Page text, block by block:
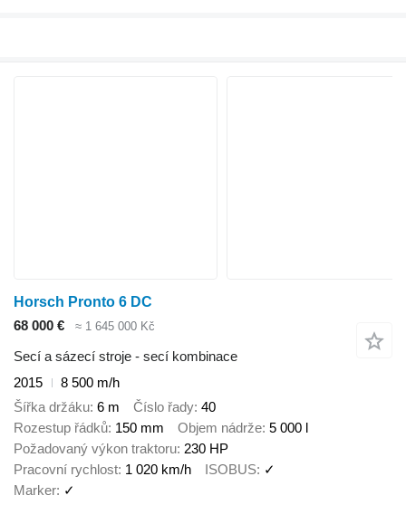
Horsch Pronto 6 DC
68 000 €
≈ 1 645 000 Kč
Secí a sázecí stroje - secí kombinace
2015
8 500 m/h
Šířka držáku 6 m Číslo řady 40
Rozestup řádků 150 mm Objem nádrže 5 000 l
Požadovaný výkon traktoru 230 HP
Pracovní rychlost 1 020 km/h ISOBUS ✓
Marker ✓